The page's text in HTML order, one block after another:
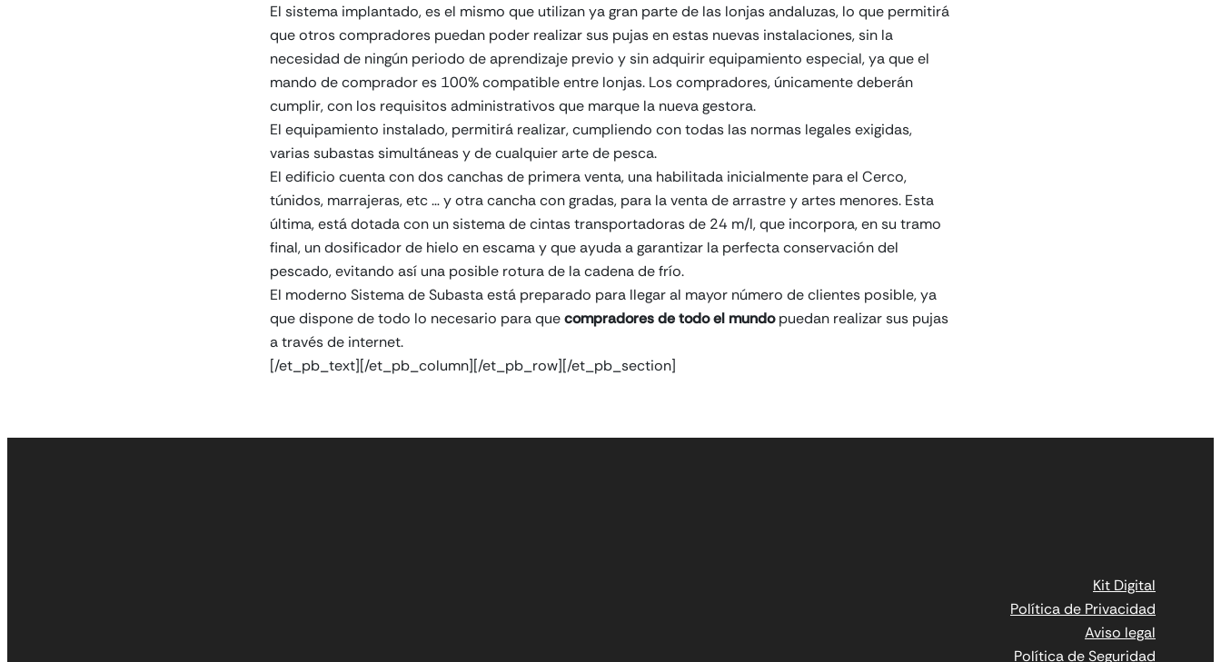
El sistema implantado, es el mismo que utilizan ya gran parte de las lonjas andaluzas, lo que permitirá
que otros compradores puedan poder realizar sus pujas en estas nuevas instalaciones, sin la
necesidad de ningún periodo de aprendizaje previo y sin adquirir equipamiento especial, ya que el
mando de comprador es 100% compatible entre lonjas. Los compradores, únicamente deberán
cumplir, con los requisitos administrativos que marque la nueva gestora.
El equipamiento instalado, permitirá realizar, cumpliendo con todas las normas legales exigidas,
varias subastas simultáneas y de cualquier arte de pesca.
El edificio cuenta con dos canchas de primera venta, una habilitada inicialmente para el Cerco,
túnidos, marrajeras, etc … y otra cancha con gradas, para la venta de arrastre y artes menores. Esta
última, está dotada con un sistema de cintas transportadoras de 24 m/l, que incorpora, en su tramo
final, un dosificador de hielo en escama y que ayuda a garantizar la perfecta conservación del
pescado, evitando así una posible rotura de la cadena de frío.
El moderno Sistema de Subasta está preparado para llegar al mayor número de clientes posible, ya
que dispone de todo lo necesario para quecompradores de todo el mundopuedan realizar sus pujas
a través de internet.
[/et_pb_text][/et_pb_column][/et_pb_row][/et_pb_section]
Kit Digital
Política de Privacidad
Aviso legal
Política de Seguridad